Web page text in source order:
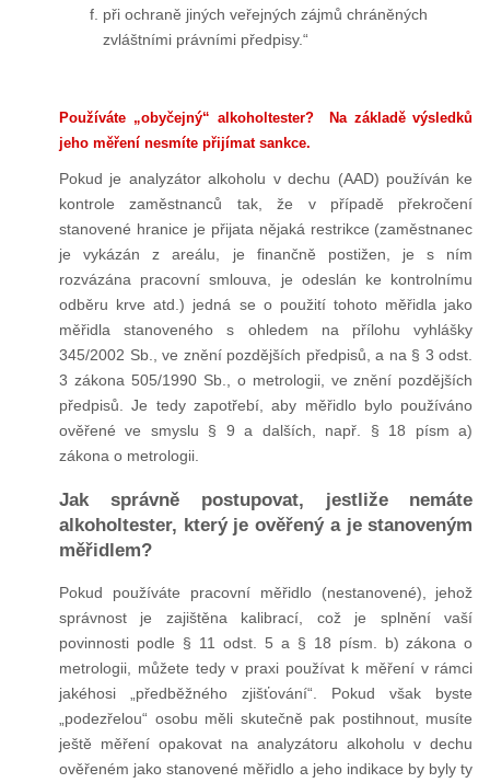
při ochraně jiných veřejných zájmů chráněných
zvláštními právními předpisy.“
Používáte „obyčejný“ alkoholtester? Na základě výsledků
jeho měření nesmíte přijímat sankce.
Pokud je analyzátor alkoholu v dechu (AAD) používán ke
kontrole zaměstnanců tak, že v případě překročení
stanovené hranice je přijata nějaká restrikce (zaměstnanec
je vykázán z areálu, je finančně postižen, je s ním
rozvázána pracovní smlouva, je odeslán ke kontrolnímu
odběru krve atd.) jedná se o použití tohoto měřidla jako
měřidla stanoveného s ohledem na přílohu vyhlášky
345/2002 Sb., ve znění pozdějších předpisů, a na § 3 odst.
3 zákona 505/1990 Sb., o metrologii, ve znění pozdějších
předpisů. Je tedy zapotřebí, aby měřidlo bylo používáno
ověřené ve smyslu § 9 a dalších, např. § 18 písm a)
zákona o metrologii.
Jak správně postupovat, jestliže nemáte
alkoholtester, který je ověřený a je stanoveným
měřidlem?
Pokud používáte pracovní měřidlo (nestanovené), jehož
správnost je zajištěna kalibrací, což je splnění vaší
povinnosti podle § 11 odst. 5 a § 18 písm. b) zákona o
metrologii, můžete tedy v praxi používat k měření v rámci
jakéhosi „předběžného zjišťování“. Pokud však byste
„podezřelou“ osobu měli skutečně pak postihnout, musíte
ještě měření opakovat na analyzátoru alkoholu v dechu
ověřeném jako stanovené měřidlo a jeho indikace by byly ty